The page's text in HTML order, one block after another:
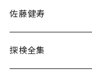
民族・風習
言語・ことば
佐藤健寿
探検全集